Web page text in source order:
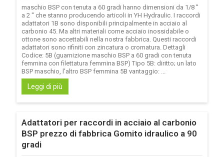
maschio BSP con tenuta a 60 gradi hanno dimensioni da 1/8 ''
a 2 '' che stanno producendo articoli in YH Hydraulic. I raccordi
adattatori 1B sono disponibili principalmente in acciaio al
carbonio 45. Ma altri materiali come acciaio inossidabile o
ottone sono accettabili nella nostra fabbrica. Questi raccordi
adattatori sono rifiniti con zincatura o cromatura. Dettagli
Codice: 5B (guarnizione maschio BSP a 60 gradi con tenuta
femmina con filettatura femmina BSP) Tipo 5B: diritto; un lato
BSP maschio, l'altro BSP femmina 5B vantaggio: ...
Leggi di più
Adattatori per raccordi in acciaio al carbonio
BSP prezzo di fabbrica Gomito idraulico a 90
gradi